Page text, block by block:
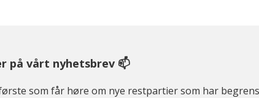
på vårt nyhetsbrev 📫
som får høre om nye restpartier som har